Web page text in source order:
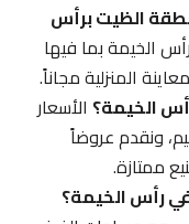
الظيت برأس
بما فيها
المنزلية مجاناً.
الخيمة؟الأسعار
ونقدم عروضاً
الخيمة؟